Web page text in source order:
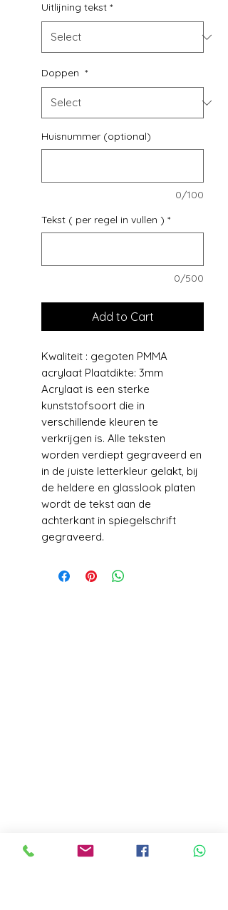
Uitlijning tekst *
Doppen *
Huisnummer (optional)
0/100
Tekst ( per regel in vullen ) *
0/500
Add to Cart
Kwaliteit : gegoten PMMA
acrylaat Plaatdikte: 3mm
Acrylaat is een sterke
kunststofsoort die in
verschillende kleuren te
verkrijgen is. Alle teksten
worden verdiept gegraveerd en
in de juiste letterkleur gelakt, bij
de heldere en glasslook platen
wordt de tekst aan de
achterkant in spiegelschrift
gegraveerd.